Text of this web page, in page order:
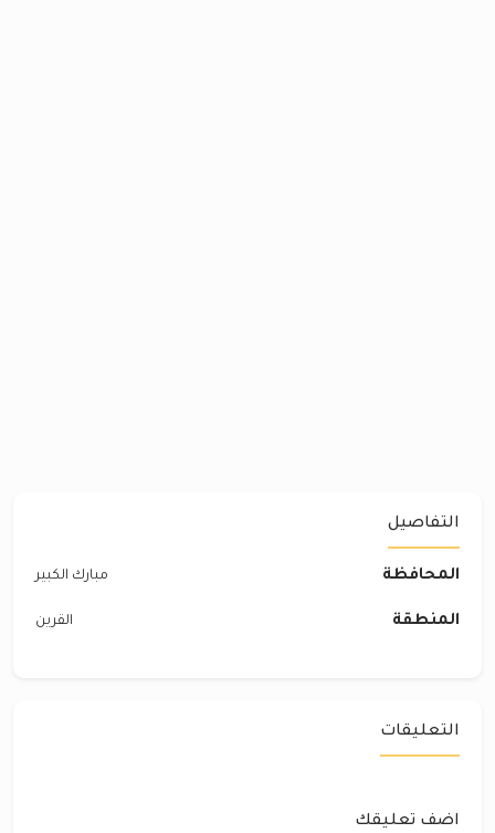
التفاصيل
المحافظة مبارك الكبير
المنطقة القرين
التعليقات
اضف تعليقك